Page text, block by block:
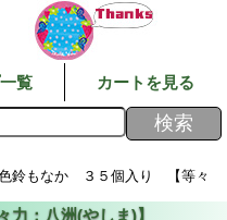
覧 カートを見る
鈴もなか ３５個入り 【等々